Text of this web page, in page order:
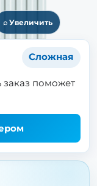
⌕ Увеличить
Сложная
поможет